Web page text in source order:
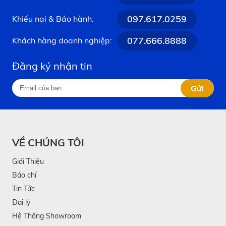
Khiếu nại & Bảo hành: 097.617.0259
Khách hàng doanh nghiệp: 077.666.8888
Đăng ký nhận tin
Gửi
VỀ CHÚNG TÔI
Giới Thiệu
Báo chí
Tin Tức
Đại lý
Hệ Thống Showroom